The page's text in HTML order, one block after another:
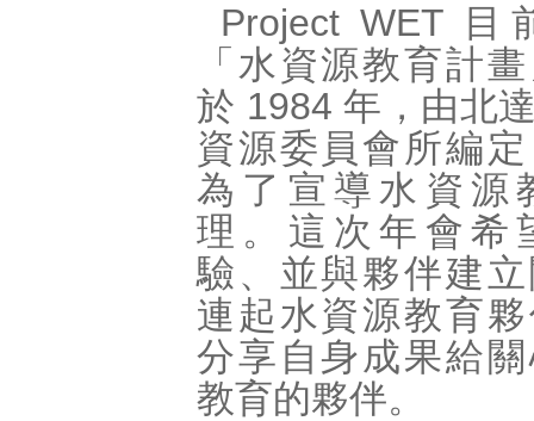
Project WET 目
「水資源教育計
於 1984 年，由北
資源委員會所編
為了宣導水資源
理。這次年會希
驗、並與夥伴建
連起水資源教育
分享自身成果給
教育的夥伴。